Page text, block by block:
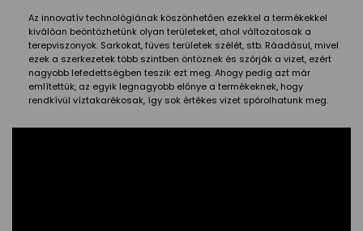
Az innovatív technológiának köszönhetően ezekkel a termékekkel
kiválóan beöntözhetünk olyan területeket, ahol változatosak a
terepviszonyok. Sarkokat, füves területek szélét, stb. Ráadásul, mivel
ezek a szerkezetek több szintben öntöznek és szórják a vizet, ezért
nagyobb lefedettségben teszik ezt meg. Ahogy pedig azt már
említettük, az egyik legnagyobb előnye a termékeknek, hogy
rendkívül víztakarékosak, így sok értékes vizet spórolhatunk meg.